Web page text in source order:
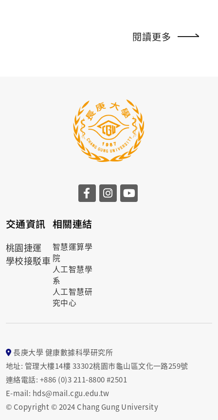
fice.com/r/Fd7LC6bQKy 報名表單(現場實體參與)，或
閱讀更多
交通資訊
桃園捷運
學校接駁車
相關連結
智慧運算學
院
人工智慧學
系
人工智慧研
究中心
長庚大學 健康數據科學研究所
地址: 管理大樓14樓 33302桃園市龜山區文化一路259號
連絡電話: +886 (0)3 211-8800 #2501
E-mail: hds@mail.cgu.edu.tw
© Copyright © 2024 Chang Gung University